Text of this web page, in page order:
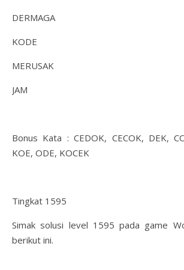
DERMAGA
KODE
MERUSAK
JAM
Bonus Kata : CEDOK, CECOK, DEK,
KOE, ODE, KOCEK
Tingkat 1595
Simak solusi level 1595 pada game
berikut ini.